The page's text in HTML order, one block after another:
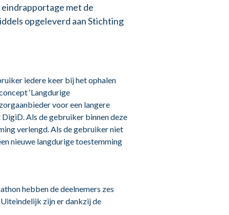
met de
opgeleverd aan Stichting
iedere keer bij het ophalen
‘Langdurige
voor een langere
Als de gebruiker binnen deze
verlengd. Als de gebruiker niet
nieuwe langdurige toestemming
hebben de deelnemers zes
zijn er dankzij de